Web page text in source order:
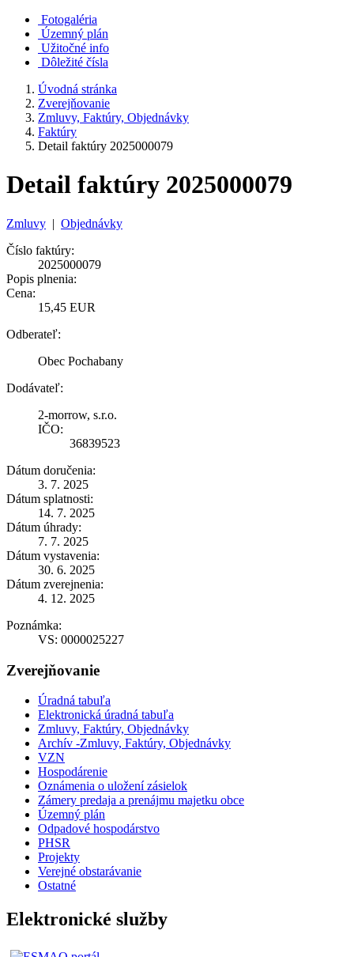
Fotogaléria
Územný plán
Užitočné info
Dôležité čísla
Úvodná stránka
Zverejňovanie
Zmluvy, Faktúry, Objednávky
Faktúry
Detail faktúry 2025000079
Detail faktúry 2025000079
Zmluvy | Objednávky
Číslo faktúry:
2025000079
Popis plnenia:
Cena:
15,45 EUR
Odberateľ:
Obec Pochabany
Dodávateľ:
2-morrow, s.r.o.
IČO:
36839523
Dátum doručenia:
3. 7. 2025
Dátum splatnosti:
14. 7. 2025
Dátum úhrady:
7. 7. 2025
Dátum vystavenia:
30. 6. 2025
Dátum zverejnenia:
4. 12. 2025
Poznámka:
VS: 0000025227
Zverejňovanie
Úradná tabuľa
Elektronická úradná tabuľa
Zmluvy, Faktúry, Objednávky
Archív -Zmluvy, Faktúry, Objednávky
VZN
Hospodárenie
Oznámenia o uložení zásielok
Zámery predaja a prenájmu majetku obce
Územný plán
Odpadové hospodárstvo
PHSR
Projekty
Verejné obstarávanie
Ostatné
Elektronické služby